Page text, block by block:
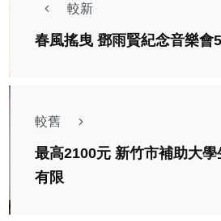
較新
春風搖曳 鄧雨賢紀念音樂會
較舊
最高2100元 新竹市補助大
有限